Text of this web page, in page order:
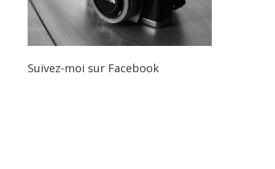
Suivez-moi sur Facebook